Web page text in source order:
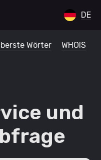
DE
Wörter WHOIS
und